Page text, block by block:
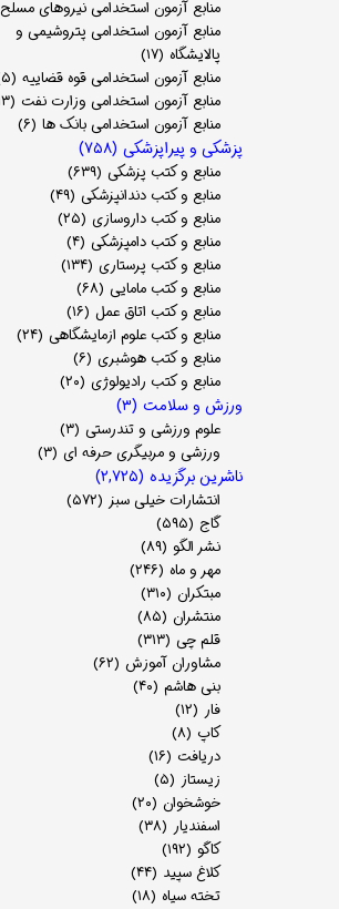
منابع آزمون استخدامی نیروهای مسلح
منابع آزمون استخدامی پتروشیمی و
پالایشگاه (۱۷)
منابع آزمون استخدامی قوه قضاییه (۵)
منابع آزمون استخدامی وزارت نفت (۱۳)
منابع آزمون استخدامی بانک ها (۶)
پزشکی و پیراپزشکی (۷۵۸)
منابع و کتب پزشکی (۶۳۹)
منابع و کتب دندانپزشکی (۴۹)
منابع و کتب داروسازی (۲۵)
منابع و کتب دامپزشکی (۴)
منابع و کتب پرستاری (۱۳۴)
منابع و کتب مامایی (۶۸)
منابع و کتب اتاق عمل (۱۶)
منابع و کتب علوم ازمایشگاهی (۲۴)
منابع و کتب هوشبری (۶)
منابع و کتب رادیولوژی (۲۰)
ورزش و سلامت (۳)
علوم ورزشی و تندرستی (۳)
ورزشی و مربیگری حرفه ای (۳)
ناشرین برگزیده (۲,۷۲۵)
انتشارات خیلی سبز (۵۷۲)
گاج (۵۹۵)
نشر الگو (۸۹)
مهر و ماه (۲۴۶)
مبتکران (۳۱۰)
منتشران (۸۵)
قلم چی (۳۱۳)
مشاوران آموزش (۶۲)
بنی هاشم (۴۰)
فار (۱۲)
کاپ (۸)
دریافت (۱۶)
زیستاز (۵)
خوشخوان (۲۰)
اسفندیار (۳۸)
کاگو (۱۹۲)
کلاغ سپید (۴۴)
تخته سیاه (۱۸)